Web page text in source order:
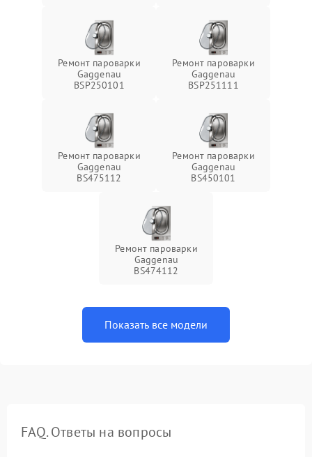
Ремонт пароварки
Gaggenau
BSP250101
Ремонт пароварки
Gaggenau
BSP251111
Ремонт пароварки
Gaggenau
BS475112
Ремонт пароварки
Gaggenau
BS450101
Ремонт пароварки
Gaggenau
BS474112
Показать все модели
FAQ. Ответы на вопросы